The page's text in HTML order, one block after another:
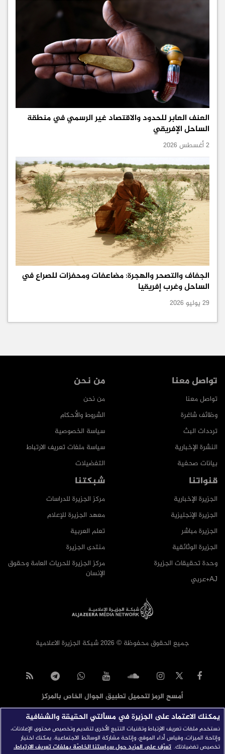
العنف العابر للحدود والاقتصاد غير الرسمي في منطقة
الساحل الإفريقي
2 أغسطس 2026
الجفاف والتصحر والهجرة: مضاعفات ومحفزات للصراع في
الساحل وغرب إفريقيا
29 يوليو 2026
من نحن
من نحن
الشروط والأحكام
سياسة الخصوصية
سياسة ملفات تعريف الارتباط
التفضيلات
تواصل معنا
تواصل معنا
وظائف شاغرة
ترددات البث
النشرة الإخبارية
بيانات صحفية
شبكتنا
مركز الجزيرة للدراسات
معهد الجزيرة للإعلام
تعلم العربية
منتدى الجزيرة
مركز الجزيرة للحريات العامة وحقوق
الإنسان
قنواتنا
الجزيرة الإخبارية
الجزيرة الإنجليزية
الجزيرة مباشر
الجزيرة الوثائقية
وحدة تحقيقات الجزيرة
AJ+عربي
جميع الحقوق محفوظة © 2026 شبكة الجزيرة الاعلامية
أمسح الرمز لتحميل تطبيق الجوال الخاص بالمركز
يمكنك الاعتماد على الجزيرة في مسألتي الحقيقة والشفافية
نستخدم ملفات تعريف الارتباط وتقنيات التتبع الأخرى لتقديم وتخصيص محتوى الإعلانات،
وإتاحة الميزات، وقياس أداء الموقع، وإتاحة مشاركة الوسائط الاجتماعية. يمكنك اختيار
تخصيص تفضيلاتك. تعرّف على المزيد حول سياستنا الخاصّة بملفات تعريف الارتباط.